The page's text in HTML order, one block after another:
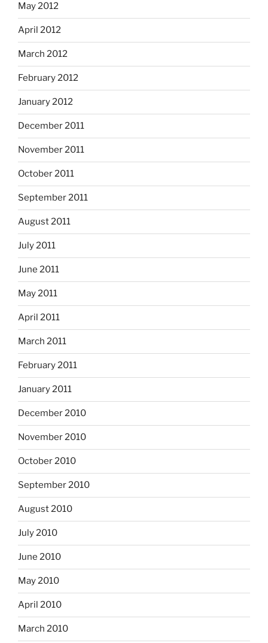
May 2012
April 2012
March 2012
February 2012
January 2012
December 2011
November 2011
October 2011
September 2011
August 2011
July 2011
June 2011
May 2011
April 2011
March 2011
February 2011
January 2011
December 2010
November 2010
October 2010
September 2010
August 2010
July 2010
June 2010
May 2010
April 2010
March 2010